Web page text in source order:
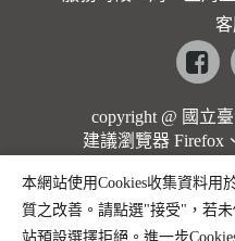
copyright @ 國立
建議瀏覽器 Firefox
本網站使用Cookies收集資料用
質之改善。請點選"接受"，若
站預設選擇拒絕。進一步